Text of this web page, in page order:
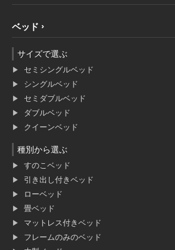
ベッド
サイズで選ぶ
セミシングルベッド
シングルベッド
セミダブルベッド
ダブルベッド
クイーンベッド
種別から選ぶ
すのこベッド
引き出し付きベッド
ローベッド
畳ベッド
マットレス付きベッド
フレームのみのベッド